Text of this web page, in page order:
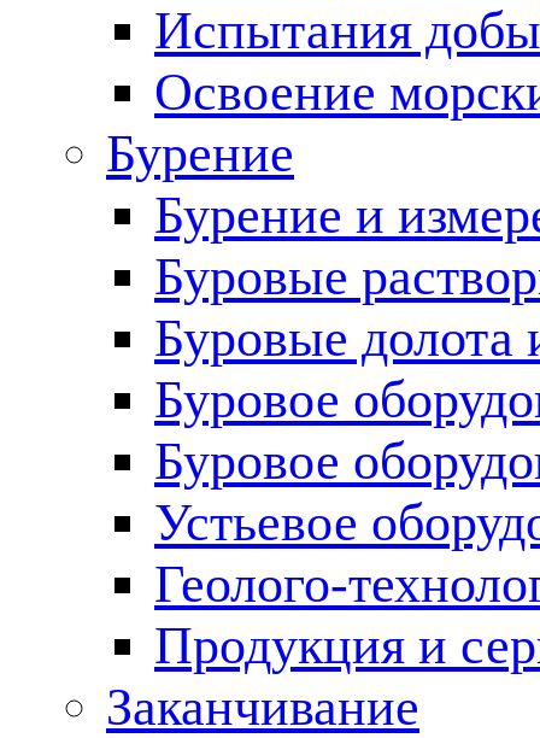
Испытания
Освоение
Бурение
Бурение и
Буровые
Буровые долота
Буровое
Буровое
Устьевое
Геолого-
Продукция и
Заканчивание